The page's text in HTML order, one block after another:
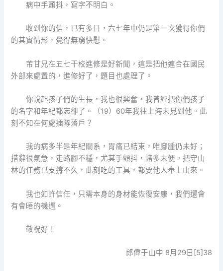
病中手顫抖，寫字不明白。
收到你的信，已有多日，六七年中仍是第一次獲得你們
的其實情形，覺得無窮快慰。
芾甘兄在五七干校進修是好新聞，這是把他連合在國民
外部來處置的，進修好了，題目也處理了。
你說起孩子們的生長，我也很興奮，我曾經把你們孩子
的名字和年紀都忘卻了。（19）60年我往上海未見到他。此
刻不知在何處插隊落戶？
我的病多半是年紀關系，胃痛已結束，唯腳腫仍未好；
措辭很氣急，走路腳不穩，尤其手顫抖，諸多未便。把守山
林的任務已支撐不久，此刻吃的工具，都要他人奉上山來。
我也如許信任，只需本身的身材能恢復安康，我們還會
有會晤的機遇。
敬祝好！
郎偉于山中 8月29日[5]38